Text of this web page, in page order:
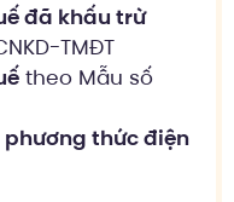
đã khấu trừ
TMĐT
theo Mẫu số
phương thức điện